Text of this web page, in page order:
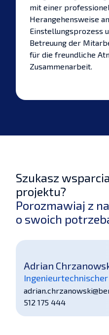
mit einer
Herangehensweise
Einstellungsprozess
Betreuung der
für die freundliche
Zusammenarbeit.
Szukasz
projektu?
Porozmawiaj z
o swoich
Adrian
512 175 444